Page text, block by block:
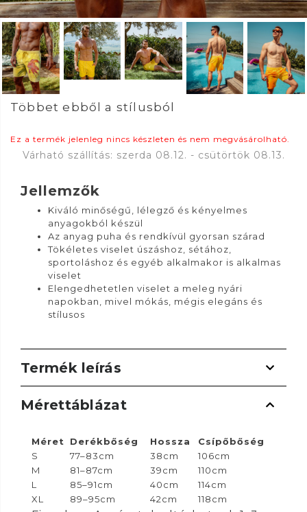
Többet ebből a stílusból
Ez a termék jelenleg nincs készleten és nem megvásárolható.
Várható szállítás: szerda 08.12. - csütörtök 08.13.
Jellemzők
Kiváló minőségű, lélegző és kényelmes
anyagokból készül
Az anyag puha és rendkívül gyorsan szárad
Tökéletes viselet úszáshoz, sétához,
sportoláshoz és egyéb alkalmakor is alkalmas
viselet
Elengedhetetlen viselet a meleg nyári
napokban, mivel mókás, mégis elegáns és
stílusos
Termék leírás
Mérettáblázat
Méret Derékbőség Hossza
Csípőbőség
S
77–83cm 38cm
106cm
M
81–87cm 39cm
110cm
L
85–91cm 40cm
114cm
XL
89–95cm 42cm 118cm